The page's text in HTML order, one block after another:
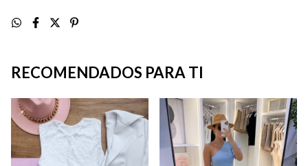
RECOMENDADOS PARA TI